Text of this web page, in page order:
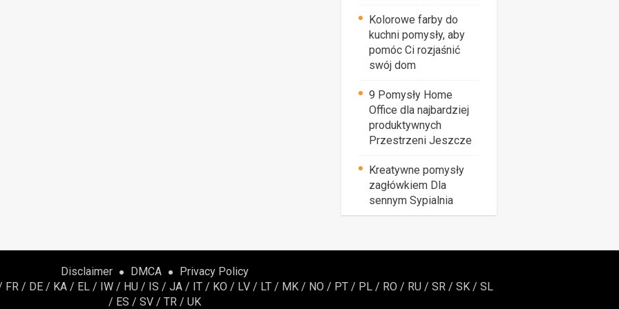
Kolorowe farby do
kuchni pomysły, aby
pomóc Ci rozjaśnić
swój dom
9 Pomysły Home
Office dla najbardziej
produktywnych
Przestrzeni Jeszcze
Kreatywne pomysły
zagłówkiem Dla
sennym Sypialnia
Disclaimer DMCA
Privacy Policy
FR / DE / KA / EL / IW / HU / IS / JA / IT / KO / LV / LT / MK / NO / PT / PL / RO / RU / SR / SK / SL
/ ES / SV / TR / UK